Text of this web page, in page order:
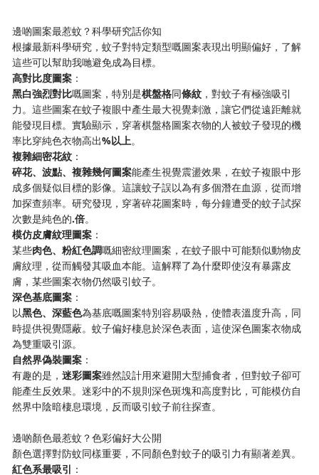
邊啲圖案最惹蚊？科學研究話你知
根據最新科學研究，蚊子對特定類型嘅圖案表現出明顯偏好，了解
這些可以幫助我哋避免成為目標。
​高對比度圖案​ ​：
​黑白強烈對比​​嘅圖案，特別是​​棋盤格​​同​​條紋​ ​，對蚊子有極強吸引
力。這些圖案在蚊子複眼中產生最大視覺刺激，讓它們從遠距離就
能發現目標。實驗顯示，穿著棋盤格圖案衣物的人被蚊子發現的機
率比穿純色衣物高出​​%以上​​。
​複雜細密花紋​ ​：
​碎花、波點、複雜幾何圖案​​能產生視覺震盪效果，在蚊子複眼中形
成多個疑似目標的影像。這讓蚊子誤以為有多個潛在血源，從而增
加探查頻率。研究發現，穿著碎花圖案時，每分鐘遭受的蚊子試探
次數是純色的​​.倍​​。
​模仿皮膚紋理圖案​ ​：
某些​​肉色、粉紅色調​​嘅細密紋理圖案，在蚊子眼中可能類似動物皮
膚紋理，從而觸發其吸血本能。這解釋了為什麼即使沒有暴露皮
膚，某些圖案衣物仍然吸引蚊子。
​深色基底圖案​ ​：
以​​黑色、深藍色​​為基底嘅圖案特別容易吸熱，使體表溫度升高，同
時提供視覺隱蔽。蚊子偏好棲息於深色表面，這使深色圖案衣物成
為雙重吸引源。
​自然界偽裝圖案​ ​：
有趣的是，​​迷彩圖案​​雖然設計用來避開大型捕食者，但對蚊子卻可
能產生反效果。迷彩中的不規則深色斑塊和高度對比，可能模仿自
然界中陰暗棲息環境，反而吸引蚊子前往探查。
邊啲顏色最惹蚊？色彩偏好大公開
顏色選擇對防蚊同樣重要，不同顏色對蚊子的吸引力有顯著差異。
​紅色系最吸引​ ​：